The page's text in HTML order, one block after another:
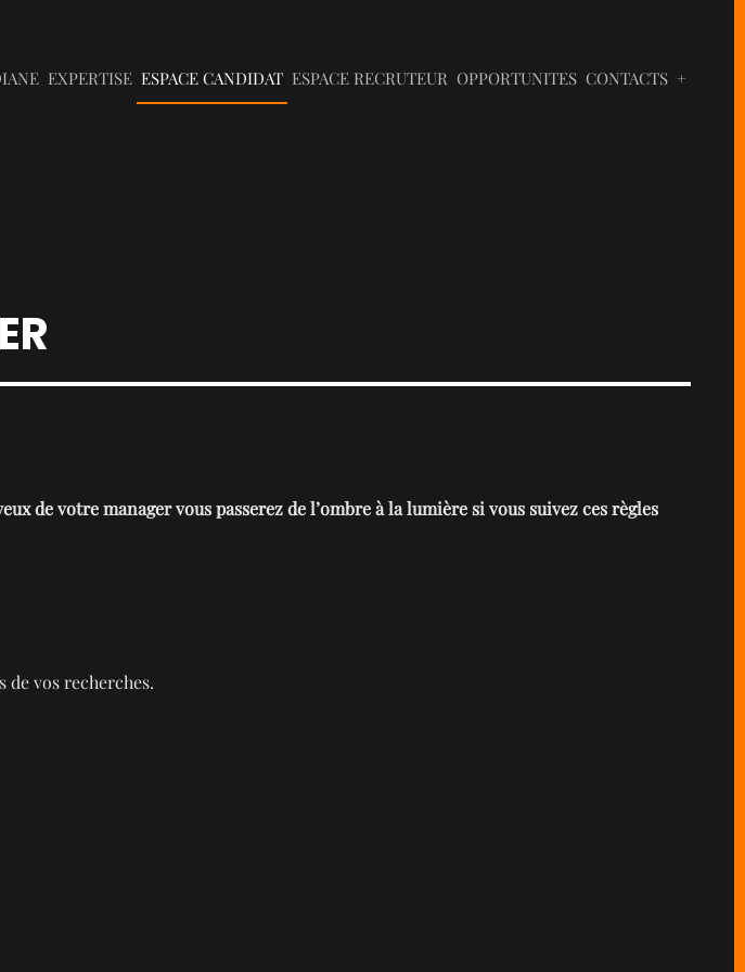
EXPERTISE ESPACE CANDIDAT ESPACE RECRUTEUR OPPORTUNITES CONTACTS +
de votre manager vous passerez de l’ombre à la lumière si vous suivez ces règles
de vos recherches.